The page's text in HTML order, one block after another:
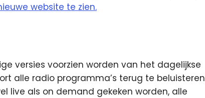
website te zien.
versies voorzien worden van het dagelijkse
alle radio programma’s terug te beluisteren
live als on demand gekeken worden, alle